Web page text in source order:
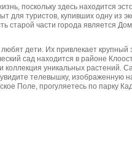
поскольку здесь находится
для туристов, купивших одну из
старой части города является
дети. Их привлекает
сад находится в районе
уникальных растений.
телевышку, изображенную
Поле, прогуляетесь по парку